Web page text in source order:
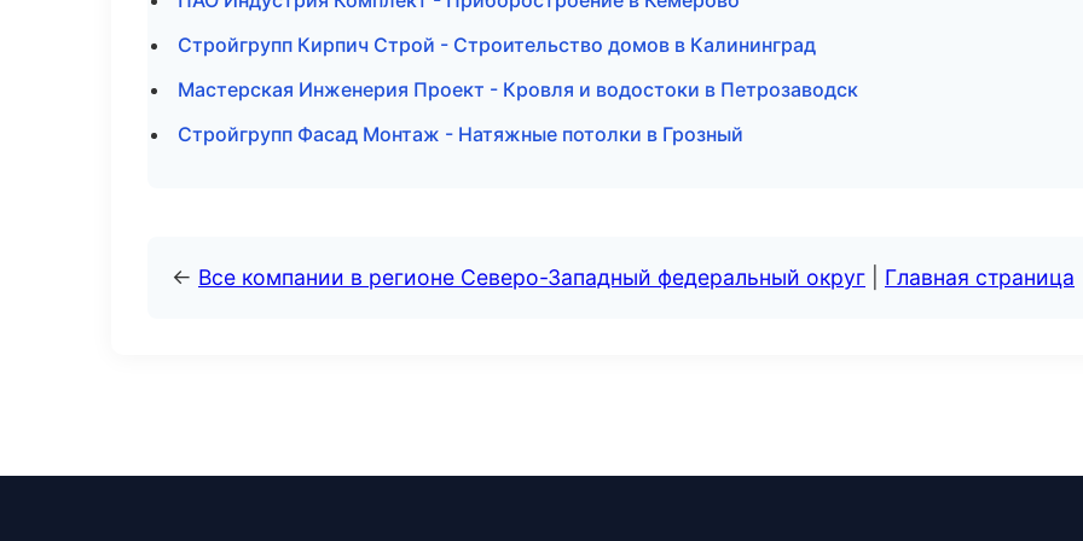
Стройгрупп Кирпич Строй - Строительство домов в Калининград
Мастерская Инженерия Проект - Кровля и водостоки в Петрозаводск
Стройгрупп Фасад Монтаж - Натяжные потолки в Грозный
← Все компании в регионе Северо-Западный федеральный округ Главная страница